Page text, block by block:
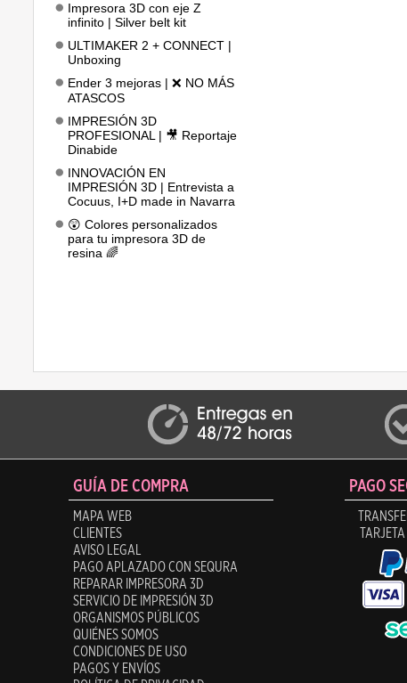
Impresora 3D con eje Z
infinito | Silver belt kit
ULTIMAKER 2 + CONNECT |
Unboxing
Ender 3 mejoras | ❌ NO MÁS
ATASCOS
IMPRESIÓN 3D
PROFESIONAL | 🎥 Reportaje
Dinabide
INNOVACIÓN EN
IMPRESIÓN 3D | Entrevista a
Cocuus, I+D made in Navarra
😲 Colores personalizados
para tu impresora 3D de
resina 🌈
GUÍA DE COMPRA
MAPA WEB
CLIENTES
AVISO LEGAL
PAGO APLAZADO CON SEQURA
REPARAR IMPRESORA 3D
SERVICIO DE IMPRESIÓN 3D
ORGANISMOS PÚBLICOS
QUIÉNES SOMOS
CONDICIONES DE USO
PAGOS Y ENVÍOS
PAGO